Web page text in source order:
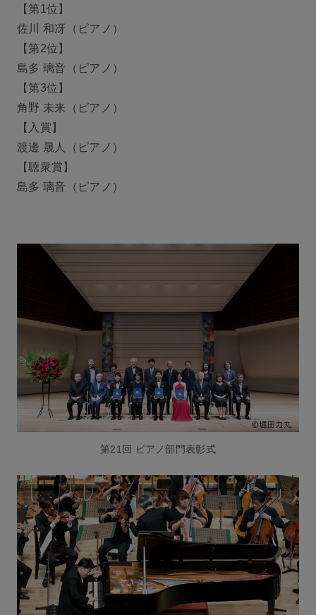
【第1位】
佐川 和冴（ピアノ）
【第2位】
島多 璃音（ピアノ）
【第3位】
角野 未来（ピアノ）
【入賞】
渡邊 晟人（ピアノ）
【聴衆賞】
島多 璃音（ピアノ）
第21回 ピアノ部門表彰式